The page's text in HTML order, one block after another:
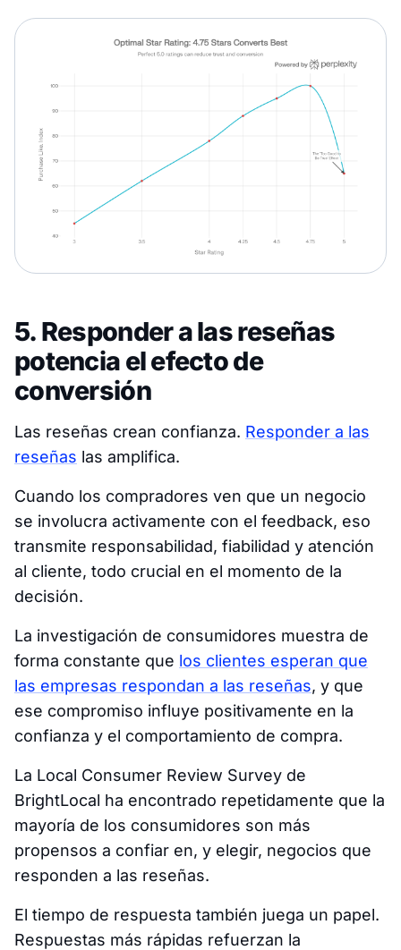
5. Responder a las reseñas
potencia el efecto de
conversión
Las reseñas crean confianza. Responder a las
reseñas las amplifica.
Cuando los compradores ven que un negocio
se involucra activamente con el feedback, eso
transmite responsabilidad, fiabilidad y atención
al cliente, todo crucial en el momento de la
decisión.
La investigación de consumidores muestra de
forma constante que los clientes esperan que
las empresas respondan a las reseñas, y que
ese compromiso influye positivamente en la
confianza y el comportamiento de compra.
La Local Consumer Review Survey de
BrightLocal ha encontrado repetidamente que la
mayoría de los consumidores son más
propensos a confiar en, y elegir, negocios que
responden a las reseñas.
El tiempo de respuesta también juega un papel.
Respuestas más rápidas refuerzan la